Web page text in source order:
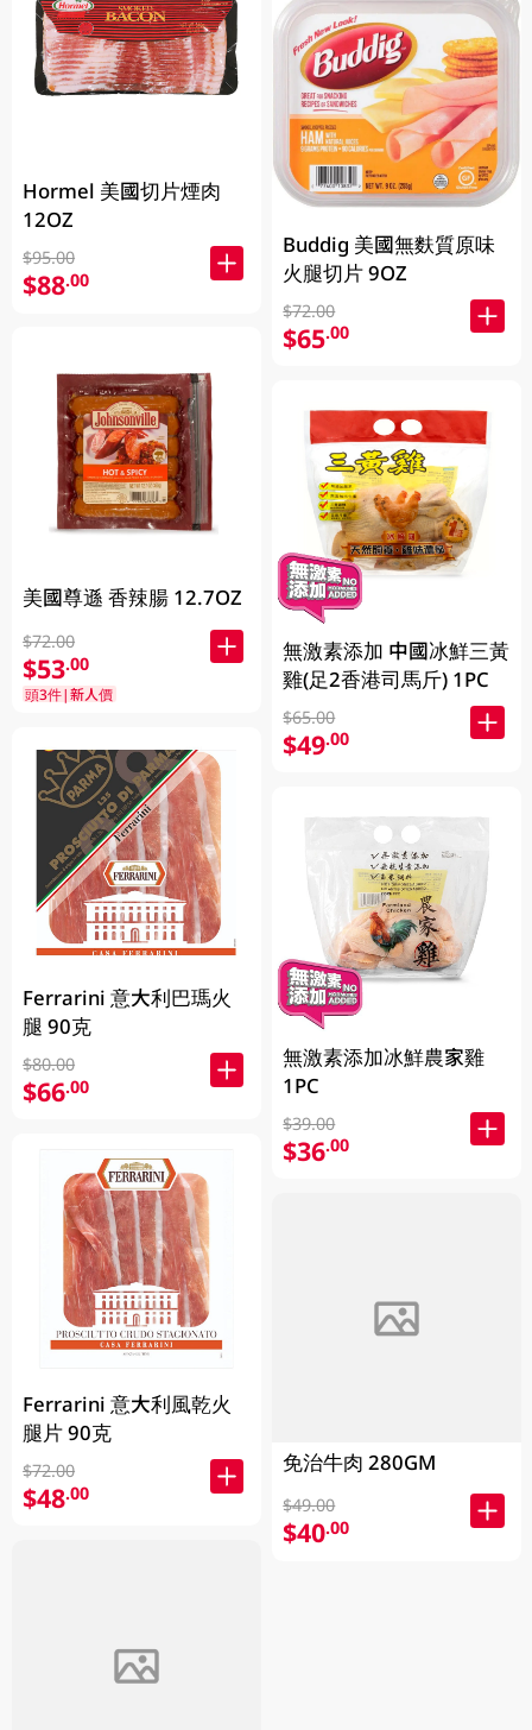
Hormel 美國切片煙肉
12OZ
$95.00
$88.00
美國尊遜 香辣腸 12.7OZ
$72.00
$53.00
頭3件|新人價
Ferrarini 意大利巴瑪火
腿 90克
$80.00
$66.00
Ferrarini 意大利風乾火
腿片 90克
$72.00
$48.00
Buddig 美國無麩質原味
火腿切片 9OZ
$72.00
$65.00
無激素添加 中國冰鮮三黃
雞(足2香港司馬斤) 1PC
$65.00
$49.00
無激素添加冰鮮農家雞
1PC
$39.00
$36.00
免治牛肉 280GM
$49.00
$40.00